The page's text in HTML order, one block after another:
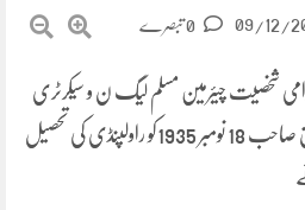
09/12/
شخصیت چیئرمین مسلم لیگ ن و سیکرٹری
جنرل مؤتمر عالم اسلامی راجہ ظفر الحق صاحب 18 نومبر 1935کو راولپنڈی کی تحصیل